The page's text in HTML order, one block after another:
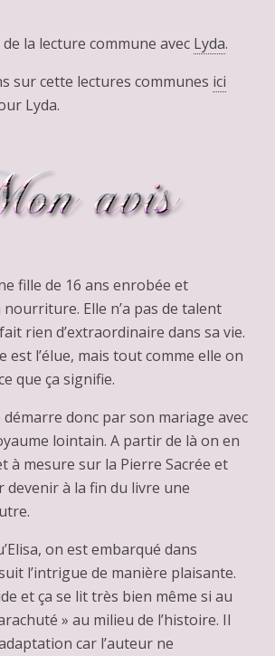
la lecture commune avec Lyda.
sur cette lectures communes ici
Lyda.
fille de 16 ans enrobée et
Elle n’a pas de talent
rien d’extraordinaire dans sa vie.
est l’élue, mais tout comme elle on
que ça signifie.
donc par son mariage avec
lointain. A partir de là on en
à mesure sur la Pierre Sacrée et
devenir à la fin du livre une
on est embarqué dans
l’intrigue de manière plaisante.
et ça se lit très bien même si au
» au milieu de l’histoire. Il
car l’auteur ne